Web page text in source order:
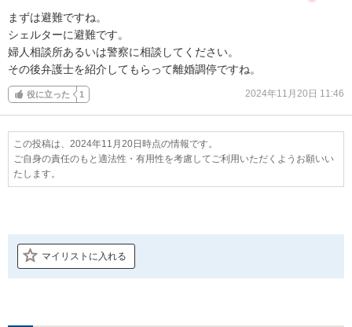
まずは避難ですね。
シェルターに避難です。
婦人相談所あるいは警察に相談してください。
その後弁護士を紹介してもらって離婚調停ですね。
役に立った 1 2024年11月20日 11:46
この投稿は、2024年11月20日時点の情報です。
ご自身の責任のもと適法性・有用性を考慮してご利用いただくようお願いい
たします。
マイリストに入れる